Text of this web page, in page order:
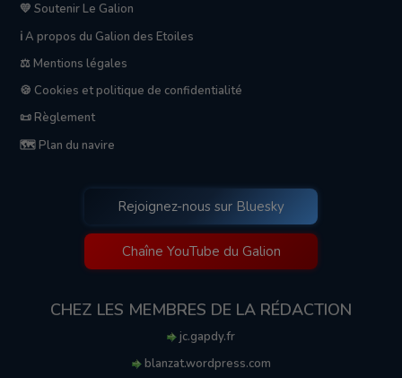
💛 Soutenir Le Galion
ℹ️ A propos du Galion des Etoiles
⚖️ Mentions légales
🍪 Cookies et politique de confidentialité
📜 Règlement
🗺️ Plan du navire
Rejoignez-nous sur Bluesky
Chaîne YouTube du Galion
CHEZ LES MEMBRES DE LA RÉDACTION
jc.gapdy.fr
blanzat.wordpress.com